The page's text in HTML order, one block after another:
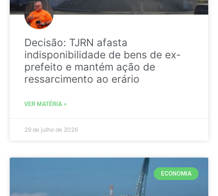
Decisão: TJRN afasta
indisponibilidade de bens de ex-
prefeito e mantém ação de
ressarcimento ao erário
VER MATÉRIA »
29 de julho de 2026
ECONOMIA